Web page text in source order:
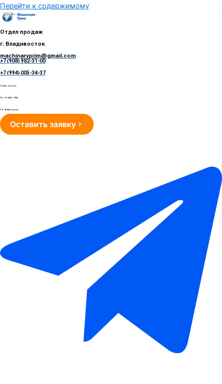
Перейти к содержимому
Отдел продаж
г. Владивосток
machinaryprim@gmail.com
+7 (908) 982-31-00
+7 (994) 005-34-37
Режим работы
Пн - Пт 10:00 - 19:00
Сб - Вс Выходные
Оставить заявку